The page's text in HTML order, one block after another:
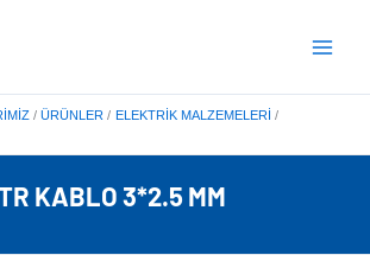
Menu
ÜRÜNLER
ELEKTRIK MALZEMELERI
KABLO 3*2.5 MM